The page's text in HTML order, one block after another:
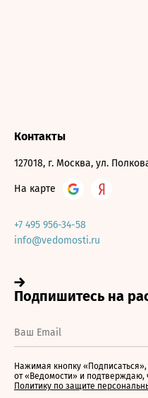
Контакты
127018, г. Москва, ул.
На карте
+7 495 956-34-58
info@vedomosti.ru
Нажимая кнопку
от «Ведомости» и
Политику по защите